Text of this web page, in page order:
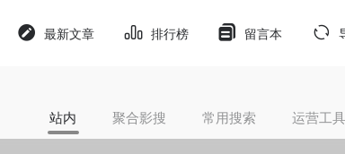
最新文章 排行榜 留言本
站内 聚合影搜 常用搜索 运营工具